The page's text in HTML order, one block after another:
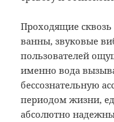
Проходящие
ванны, звуковые
пользователей
именно вода
бессознательную
периодом жизни,
абсолютно